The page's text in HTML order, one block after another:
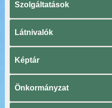
Szolgáltatások
Látnivalók
Képtár
Önkormányzat